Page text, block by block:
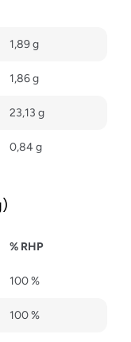
1,89 g
1,86 g
23,13 g
0,84 g
% RHP
100 %
100 %